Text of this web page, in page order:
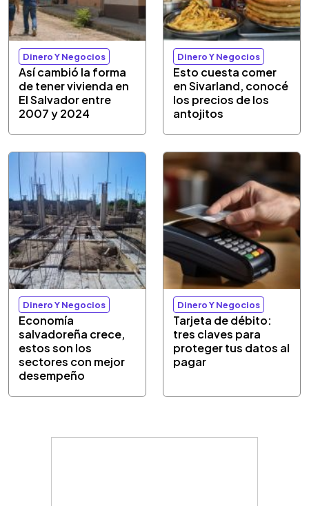
Dinero Y Negocios
Así cambió la forma
de tener vivienda en
El Salvador entre
2007 y 2024
Dinero Y Negocios
Esto cuesta comer
en Sivarland, conocé
los precios de los
antojitos
Dinero Y Negocios
Economía
salvadoreña crece,
estos son los
sectores con mejor
desempeño
Dinero Y Negocios
Tarjeta de débito:
tres claves para
proteger tus datos al
pagar